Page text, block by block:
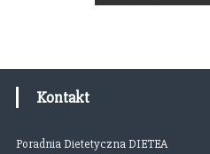
Kontakt
Poradnia Dietetyczna DIETEA